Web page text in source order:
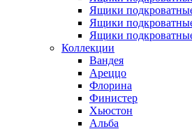
Ящики
Ящики
Ящики
Коллекции
Вандея
Ареццо
Флорина
Финистер
Хьюстон
Альба